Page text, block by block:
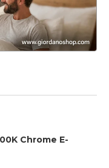
Chrome E-